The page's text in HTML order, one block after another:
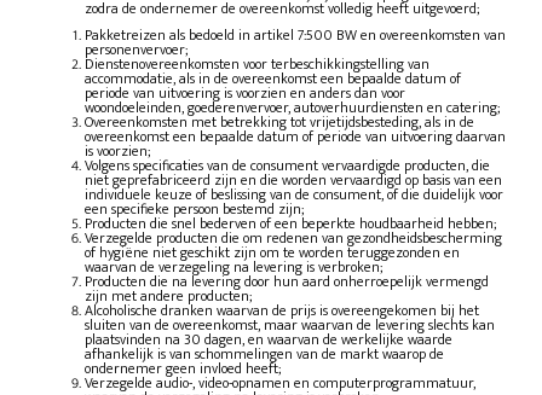
zodra de ondernemer de overeenkomst volledig heeft uitgevoerd;
Pakketreizen als bedoeld in artikel 7:500 BW en overeenkomsten van
personenvervoer;
Dienstenovereenkomsten voor terbeschikkingstelling van
accommodatie, als in de overeenkomst een bepaalde datum of
periode van uitvoering is voorzien en anders dan voor
woondoeleinden, goederenvervoer, autoverhuurdiensten en catering;
Overeenkomsten met betrekking tot vrijetijdsbesteding, als in de
overeenkomst een bepaalde datum of periode van uitvoering daarvan
is voorzien;
Volgens specificaties van de consument vervaardigde producten, die
niet geprefabriceerd zijn en die worden vervaardigd op basis van een
individuele keuze of beslissing van de consument, of die duidelijk voor
een specifieke persoon bestemd zijn;
Producten die snel bederven of een beperkte houdbaarheid hebben;
Verzegelde producten die om redenen van gezondheidsbescherming
of hygiëne niet geschikt zijn om te worden teruggezonden en
waarvan de verzegeling na levering is verbroken;
Producten die na levering door hun aard onherroepelijk vermengd
zijn met andere producten;
Alcoholische dranken waarvan de prijs is overeengekomen bij het
sluiten van de overeenkomst, maar waarvan de levering slechts kan
plaatsvinden na 30 dagen, en waarvan de werkelijke waarde
afhankelijk is van schommelingen van de markt waarop de
ondernemer geen invloed heeft;
Verzegelde audio-, video-opnamen en computerprogrammatuur,